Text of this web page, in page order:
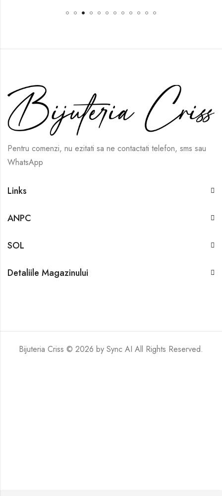
Pentru comenzi, nu ezitati sa ne contactati telefon, sms sau
WhatsApp
Links
ANPC
SOL
Detaliile Magazinului
Bijuteria Criss © 2026 by Sync AI All Rights Reserved.